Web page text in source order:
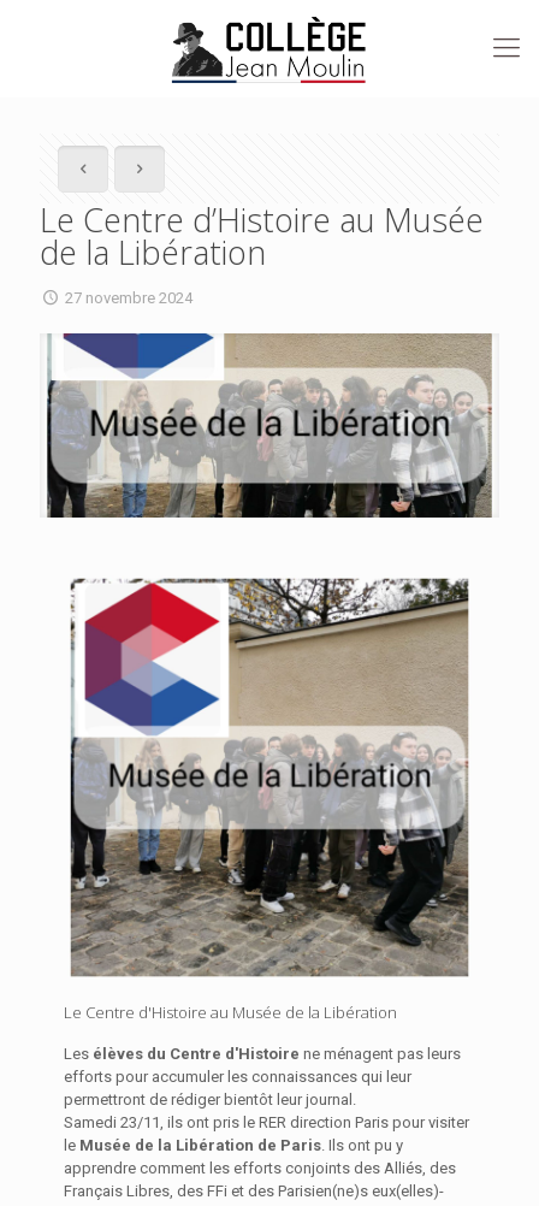
Le Centre d’Histoire au Musée
de la Libération
27 novembre 2024
Le Centre d'Histoire au Musée de la Libération
Les élèves du Centre d'Histoire ne ménagent pas leurs
efforts pour accumuler les connaissances qui leur
permettront de rédiger bientôt leur journal.
​ Samedi 23/11, ils ont pris le RER direction Paris pour visiter
le Musée de la Libération de Paris . Ils ont pu y
apprendre comment les efforts conjoints des Alliés, des
Français Libres, des FFi et des Parisien(ne)s eux(elles)-